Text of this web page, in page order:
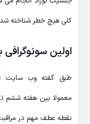
کلی هیچ خطر شناخته
اولین سونوگرافی
طبق گفته وب سایت
معمولا بین هفته ششم
نقطه عطف مهم در